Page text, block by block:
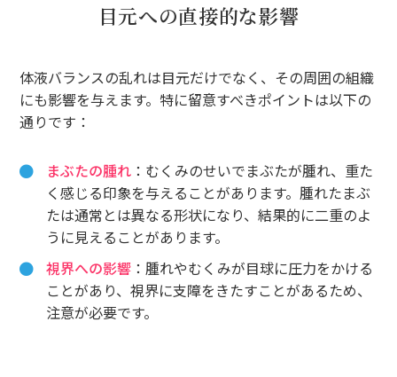
目元への直接的な影響
体液バランスの乱れは目元だけでなく、その周囲の組織
にも影響を与えます。特に留意すべきポイントは以下の
通りです：
まぶたの腫れ ：むくみのせいでまぶたが腫れ、重た
く感じる印象を与えることがあります。腫れたまぶ
たは通常とは異なる形状になり、結果的に二重のよ
うに見えることがあります。
視界への影響 ：腫れやむくみが目球に圧力をかける
ことがあり、視界に支障をきたすことがあるため、
注意が必要です。